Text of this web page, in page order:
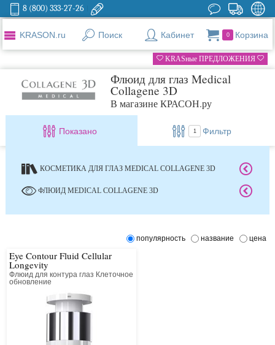
8 (800) 333-27-26
KRASON.ru Поиск Кабинет 0 Корзина
KRASные ПРЕДЛОЖЕНИЯ
Флюид для глаз Medical
Collagene 3D
В магазине КРАСОН.ру
Показано 1 Фильтр
КОСМЕТИКА ДЛЯ ГЛАЗ MEDICAL COLLAGENE 3D
ФЛЮИД MEDICAL COLLAGENE 3D
популярность название цена
Eye Contour Fluid Cellular
Longevity
Флюид для контура глаз Клеточное
обновление